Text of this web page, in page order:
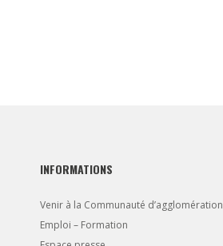
INFORMATIONS
Venir à la Communauté d’agglomération
Emploi – Formation